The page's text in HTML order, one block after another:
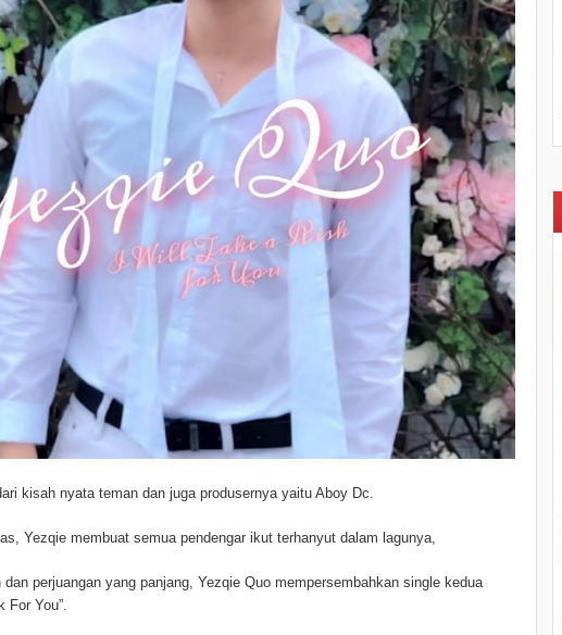
kisah nyata teman dan juga produsernya yaitu Aboy Dc.
Yezqie membuat semua pendengar ikut terhanyut dalam lagunya,
perjuangan yang panjang, Yezqie Quo mempersembahkan single kedua
For You”.